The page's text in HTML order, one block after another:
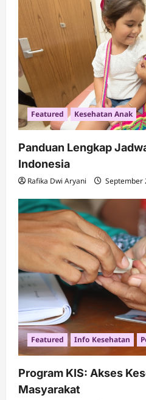
Featured Kesehatan Anak
Panduan Lengkap
Indonesia
Rafika Dwi Aryani September
Featured Info Kesehatan
Program KIS: Akses
Masyarakat